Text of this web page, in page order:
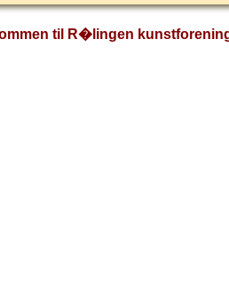
til R�lingen